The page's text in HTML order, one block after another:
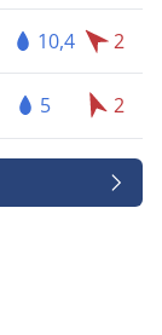
10,4 2
5 2